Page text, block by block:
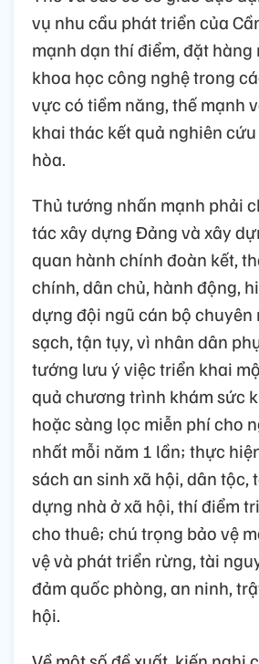
vụ nhu cầu phát triển của
mạnh dạn thí điểm, đặt
khoa học công nghệ trong
vực có tiềm năng, thế mạnh
khai thác kết quả nghiên
hòa.
Thủ tướng nhấn mạnh phải
tác xây dựng Đảng và xây
quan hành chính đoàn kết,
chính, dân chủ, hành động,
dựng đội ngũ cán bộ chuyên
sạch, tận tụy, vì nhân dân
tướng lưu ý việc triển khai
quả chương trình khám sức
hoặc sàng lọc miễn phí cho
nhất mỗi năm 1 lần; thực
sách an sinh xã hội, dân tộc,
dựng nhà ở xã hội, thí điểm
cho thuê; chú trọng bảo vệ
vệ và phát triển rừng, tài
đảm quốc phòng, an ninh,
hội.